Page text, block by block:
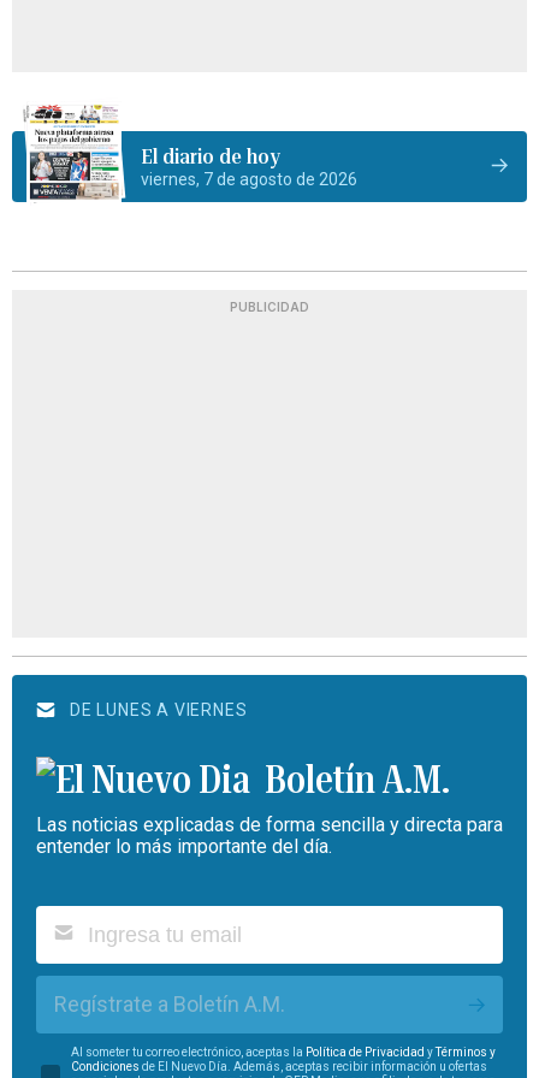
El diario de hoy
viernes, 7 de agosto de 2026
PUBLICIDAD
DE LUNES A VIERNES
Boletín A.M.
Las noticias explicadas de forma sencilla y directa para
entender lo más importante del día.
Regístrate a Boletín A.M.
Al someter tu correo electrónico, aceptas la Política de Privacidad yTérminos y
Condiciones de El Nuevo Día. Además, aceptas recibir información u ofertas